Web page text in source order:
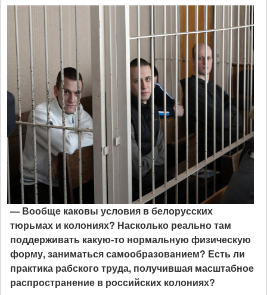
— Вообще каковы условия в белорусских
тюрьмах и колониях? Насколько реально там
поддерживать какую-то нормальную физическую
форму, заниматься самообразованием? Есть ли
практика рабского труда, получившая масштабное
распространение в российских колониях?